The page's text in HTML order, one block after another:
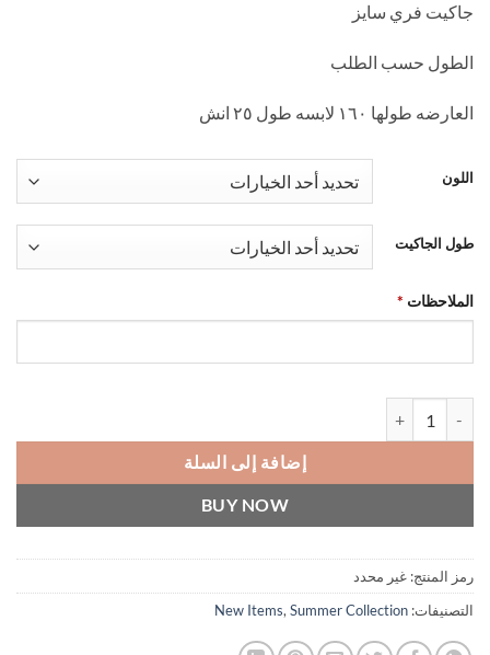
جاكيت فري سايز
الطول حسب الطلب
العارضه طولها ١٦٠ لابسه طول ٢٥ انش
اللون
طول الجاكيت
الملاحظات *
إضافة إلى السلة
BUY NOW
رمز المنتج: غير محدد
التصنيفات:
New Items,Summer Collection